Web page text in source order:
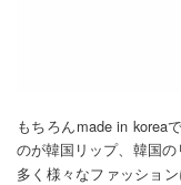
もちろんmade in korea
のが韓国リップ、韓国
多く様々なファッショ